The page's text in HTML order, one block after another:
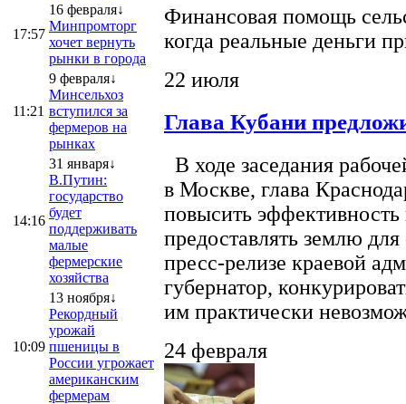
17:57
16 февраля↓
Минпромторг
хочет вернуть
рынки в города
11:21
9 февраля↓
Минсельхоз
вступился за
фермеров на
рынках
14:16
31 января↓
В.Путин:
государство
будет
поддерживать
малые
фермерские
хозяйства
10:09
13 ноября↓
Рекордный
урожай
пшеницы в
России угрожает
американским
фермерам
Финансовая помощь
когда реальные деньги
22 июля
Глава Кубани
В ходе заседания
в Москве, глава
повысить эффективность
предоставлять землю
пресс-релизе краевой
губернатор,
им практически
24 февраля